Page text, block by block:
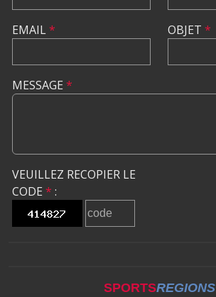
EMAIL* OBJET *
MESSAGE *
VEUILLEZ RECOPIER LE
CODE * :
SPORTSREGIONS